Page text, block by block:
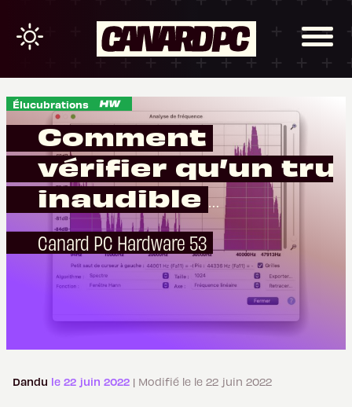
Élucubrations
Comment
vérifier qu’un
inaudible
fonctionne ?
Canard PC Hardware 53
Dandu le 22 juin 2022 | Modifié le le 22 juin 2022